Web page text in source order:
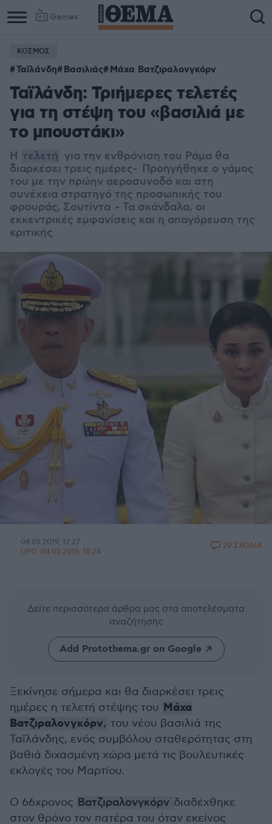
Games
ΚΟΣΜΟΣ
Ταϊλάνδη Βασιλιάς Μάχα Βατζιραλονγκόρν
Ταϊλάνδη: Τριήμερες τελετές
για τη στέψη του «βασιλιά με
το μπουστάκι»
Η τελετή για την ενθρόνιση του Ράμα θα
διαρκέσει τρεις ημέρες- Προηγήθηκε ο γάμος
του με την πρώην αεροσυνοδό και στη
συνέχεια στρατηγό της προσωπικής του
φρουράς, Σουτίντα - Τα σκάνδαλα, οι
εκκεντρικές εμφανίσεις και η απαγόρευση της
κριτικής
04.05.2019, 12:27
UPD: 04.05.2019, 18:24
29 ΣΧΟΛΙΑ
Δείτε περισσότερα άρθρα μας στα αποτελέσματα
αναζήτησης
Add Protothema.gr on Google
Ξεκίνησε σήμερα και θα διαρκέσει τρεις
ημέρες η τελετή στέψης του Μάχα
Βατζιραλονγκόρν, του νέου βασιλιά της
Ταϊλάνδης, ενός συμβόλου σταθερότητας στη
βαθιά διχασμένη χώρα μετά τις βουλευτικές
εκλογές του Μαρτίου.
Ο 66χρονος Βατζιραλονγκόρν διαδέχθηκε
στον θρόνο τον πατέρα του όταν εκείνος